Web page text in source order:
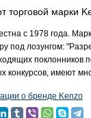
торговой марки
с 1978 года.
под лозунгом:
поклонников
имеют
о бренде Kenzo